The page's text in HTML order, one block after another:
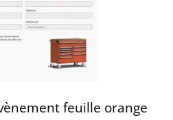
feuille orange